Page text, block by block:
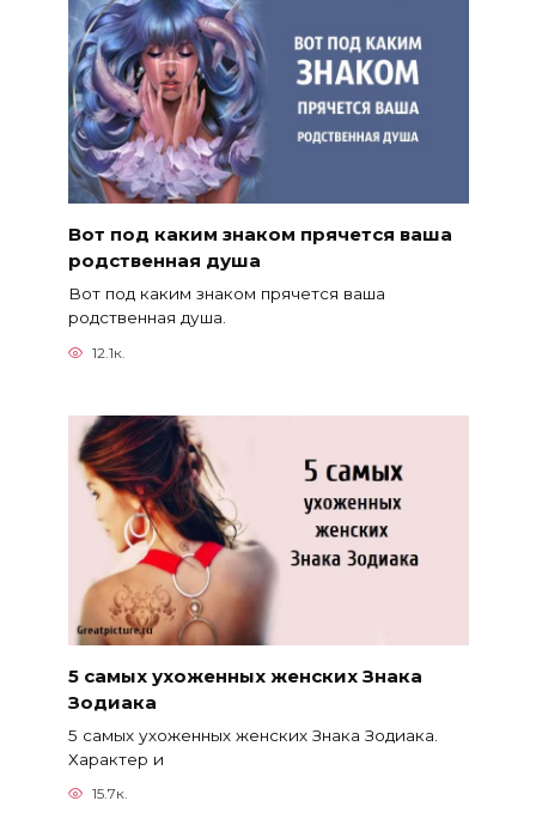
Вот под каким знаком прячется ваша
родственная душа
Вот под каким знаком прячется ваша
родственная душа.
12.1к.
5 самых ухоженных женских Знака
Зодиака
5 самых ухоженных женских Знака Зодиака.
Характер и
15.7к.